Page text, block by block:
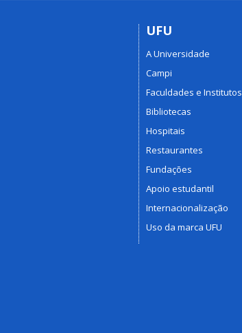
UFU
A Universidade
Campi
Faculdades e Institutos
Bibliotecas
Hospitais
Restaurantes
Fundações
Apoio estudantil
Internacionalização
Uso da marca UFU